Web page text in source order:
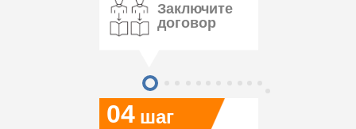
04 шаг
Заключите
договор